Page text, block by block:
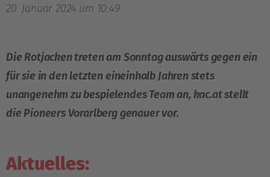
20. Januar 2024 um 10:49
Die Rotjacken treten am Sonntag auswärts gegen ein
für sie in den letzten eineinhalb Jahren stets
unangenehm zu bespielendes Team an, kac.at stellt
die Pioneers Vorarlberg genauer vor.
Aktuelles: